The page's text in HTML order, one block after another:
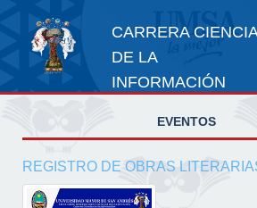
CARRERA
DE LA
INFORMACIÓN
EVENTOS
REGISTRO DE OBRAS